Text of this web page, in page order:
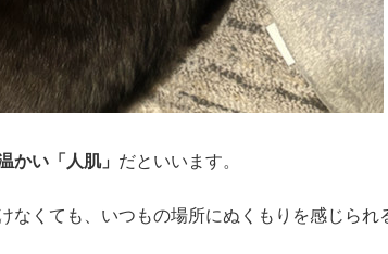
かい「人肌」 だといいます。
なくても、いつもの場所にぬくもりを感じられ